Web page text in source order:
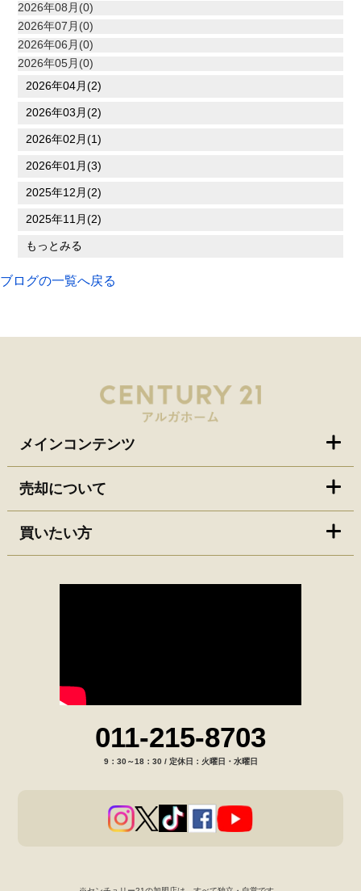
2026年08月(0)
2026年07月(0)
2026年06月(0)
2026年05月(0)
2026年04月(2)
2026年03月(2)
2026年02月(1)
2026年01月(3)
2025年12月(2)
2025年11月(2)
もっとみる
ブログの一覧へ戻る
メインコンテンツ
売却について
買いたい方
011-215-8703
9：30～18：30 / 定休日：火曜日・水曜日